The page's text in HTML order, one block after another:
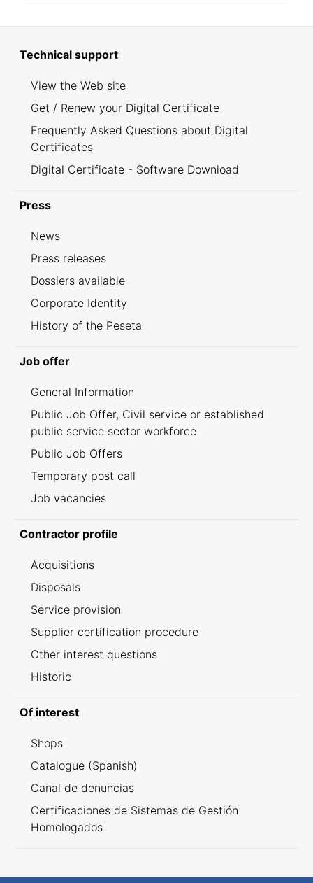
Technical support
View the Web site
Get / Renew your Digital Certificate
Frequently Asked Questions about Digital
Certificates
Digital Certificate - Software Download
Press
News
Press releases
Dossiers available
Corporate Identity
History of the Peseta
Job offer
General Information
Public Job Offer, Civil service or established
public service sector workforce
Public Job Offers
Temporary post call
Job vacancies
Contractor profile
Acquisitions
Disposals
Service provision
Supplier certification procedure
Other interest questions
Historic
Of interest
Shops
Catalogue (Spanish)
Canal de denuncias
Certificaciones de Sistemas de Gestión
Homologados